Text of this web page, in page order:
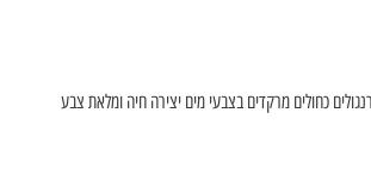
כחולים מרקדים בצבעי מים יצירה חיה ומלאת צבע